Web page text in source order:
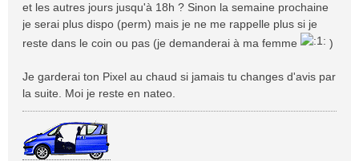
et les autres jours jusqu'à 18h ? Sinon la semaine prochaine
je serai plus dispo (perm) mais je ne me rappelle plus si je
reste dans le coin ou pas (je demanderai à ma femme
)
Je garderai ton Pixel au chaud si jamais tu changes d'avis par
la suite. Moi je reste en nateo.